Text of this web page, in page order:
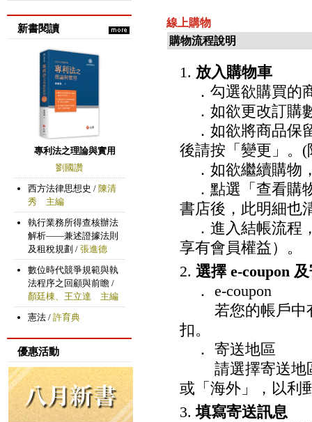
新書閱讀
專利法之理論與實用
劉國讚
西方法律思想史 / 陳清
秀 主編
執行業務所得查核辦法
解析——兼述證據法則
及租稅規劃 / 張進德
數位時代競爭規範與執
法程序之回顧與前瞻 /
顏廷棟、王立達 主編
憲法 / 許育典
優惠活動
線上購物
購物流程說明
1. 放入購物車
．勾選欲購買的
．如欲更改訂購
．如欲將商品保
後請按「變更」。(
．如欲繼續購物
．點選「查看購
書店後，此明細也
．進入結帳流程
享有會員權益）。
2. 選擇 e-coupon
． e-coupon
若您的帳戶中有
扣。
． 寄送地區
請選擇寄送地區
或「海外」，以利
3.填寫寄送訊息